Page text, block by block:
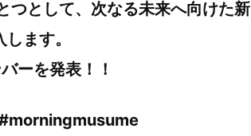
として、次なる未来へ向けた新
ます。
ーを発表！！